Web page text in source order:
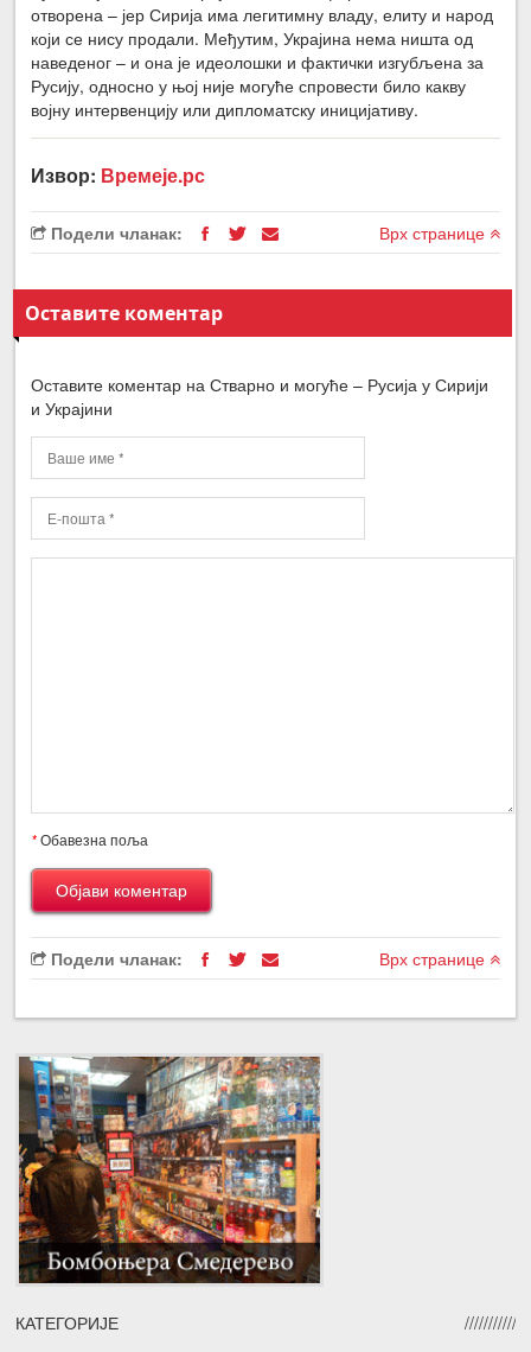
отворена – јер Сирија има легитимну владу, елиту и народ
који се нису продали. Међутим, Украјина нема ништа од
наведеног – и она је идеолошки и фактички изгубљена за
Русију, односно у њој није могуће спровести било какву
војну интервенцију или дипломатску иницијативу.
Извор: Времеје.рс
Подели чланак: Врх странице
Оставите коментар
Оставите коментар на Стварно и могуће – Русија у Сирији
и Украјини
*Обавезна поља
Подели чланак: Врх странице
КАТЕГОРИЈЕ